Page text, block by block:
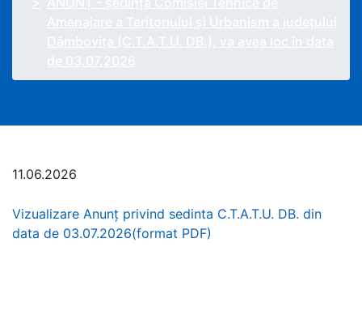
11.06.2026
Vizualizare Anunț privind sedinta C.T.A.T.U. DB. din
data de 03.07.2026(format PDF)